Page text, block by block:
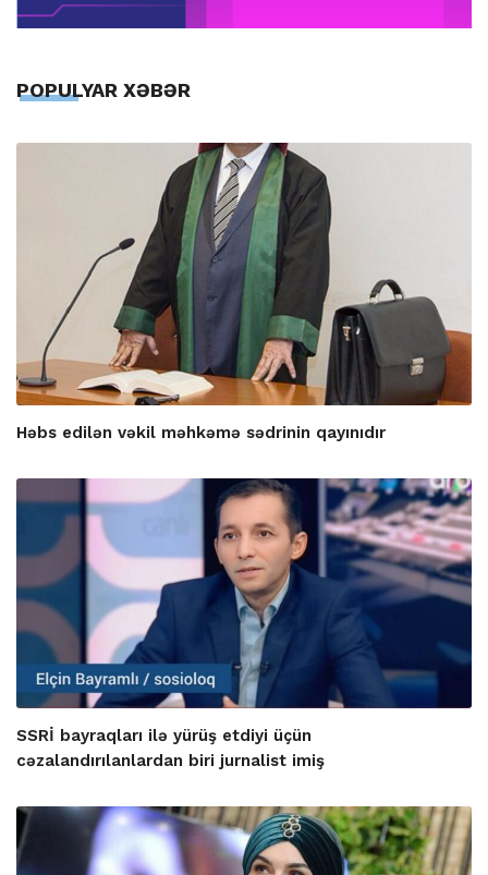
POPULYAR XƏBƏR
Həbs edilən vəkil məhkəmə sədrinin qayınıdır
SSRİ bayraqları ilə yürüş etdiyi üçün
cəzalandırılanlardan biri jurnalist imiş